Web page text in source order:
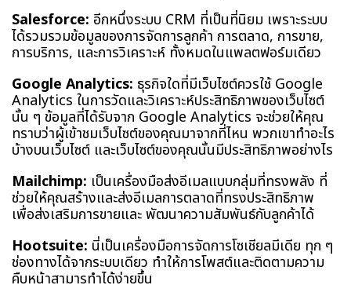
Salesforce: อีกหนึ่งระบบ CRM ที่เป็นที่นิยม เพราะระบบ
ได้รวมรวมข้อมูลของการจัดการลูกค้า การตลาด, การขาย,
การบริการ, และการวิเคราะห์ ทั้งหมดในแพลตฟอร์มเดียว
Google Analytics: ธุรกิจใดที่มีเว็บไซต์ควรใช้ Google
Analytics ในการวัดและวิเคราะห์ประสิทธิภาพของเว็บไซต์
นั้น ๆ ข้อมูลที่ได้รับจาก Google Analytics จะช่วยให้คุณ
ทราบว่าผู้เข้าชมเว็บไซต์ของคุณมาจากที่ไหน พวกเขาทำอะไร
บ้างบนเว็บไซต์ และเว็บไซต์ของคุณนั้นมีประสิทธิภาพอย่างไร
Mailchimp: เป็นเครื่องมือส่งอีเมลแบบกลุ่มที่ทรงพลัง ที่
ช่วยให้คุณสร้างและส่งอีเมลการตลาดที่ทรงประสิทธิภาพ
เพื่อส่งเสริมการขายและ พัฒนาความสัมพันธ์กับลูกค้าได้
Hootsuite: นี่เป็นเครื่องมือการจัดการโซเชียลมีเดีย ทุก ๆ
ช่องทางได้จากระบบเดียว ทำให้การโพสต์และติดตามความ
คืบหน้าสามารทำได้ง่ายขึ้น